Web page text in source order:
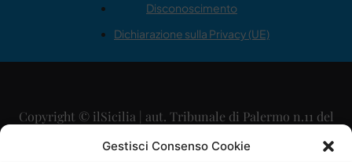
Gestisci Consenso Cookie
Disconoscimento
Dichiarazione sulla Privacy (UE)
Copyright © ilSicilia | aut. Tribunale di Palermo n.11 del
29/09/2015